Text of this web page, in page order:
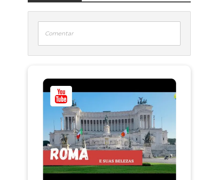
Comentar